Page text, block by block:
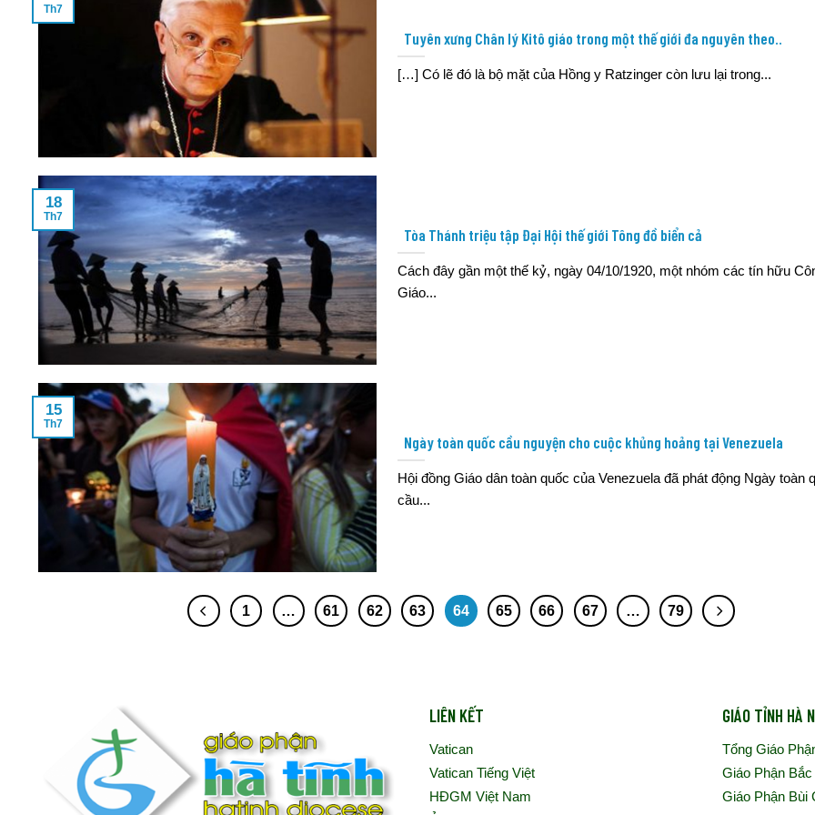
Tuyên xưng Chân lý Kitô giáo trong một thế giới đa nguyên theo..
[…] Có lẽ đó là bộ mặt của Hồng y Ratzinger còn lưu lại trong...
Th7
Tòa Thánh triệu tập Đại Hội thế giới Tông đồ biển cả
Cách đây gần một thế kỷ, ngày 04/10/1920, một nhóm các tín hữu
Giáo...
18
Th7
Ngày toàn quốc cầu nguyện cho cuộc khủng hoảng tại Venezuela
Hội đồng Giáo dân toàn quốc của Venezuela đã phát động Ngày toàn
cầu...
15
Th7
1 … 61 62 63 64 65 66 67 … 79
LIÊN KẾT
Vatican
Vatican Tiếng Việt
HĐGM Việt Nam
GIÁO TỈNH HÀ
Tổng Giáo
Giáo Phận
Giáo Phận Bùi